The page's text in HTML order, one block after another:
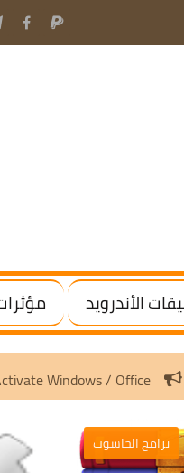
الأندرويد
v3.10 | Activate Windows /
برامج الحاسوب